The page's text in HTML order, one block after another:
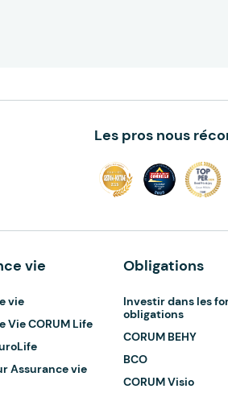
Les pros nous
vie
vie
Vie CORUM Life
Assurance vie
Obligations
Investir dans les
obligations
CORUM BEHY
BCO
CORUM Visio